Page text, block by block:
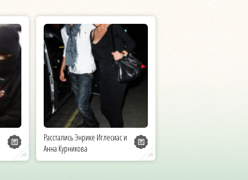
Расстались Энрике Иглесиас и
Анна Курникова